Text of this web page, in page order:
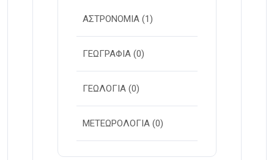
ΑΣΤΡΟΝΟΜΙΑ (1)
ΓΕΩΓΡΑΦΙΑ (0)
ΓΕΩΛΟΓΙΑ (0)
ΜΕΤΕΩΡΟΛΟΓΙΑ (0)